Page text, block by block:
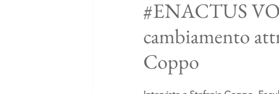
#ENACTUS
cambiamento
Coppo